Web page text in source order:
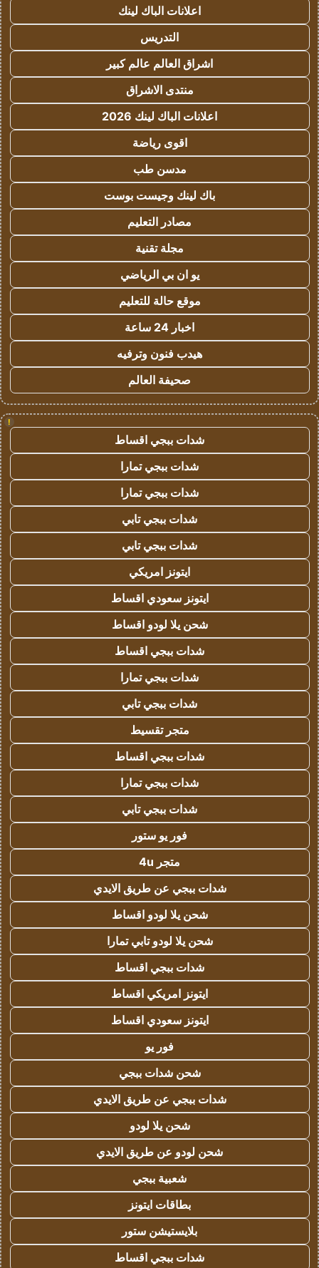
اعلانات الباك لينك
التدريس
اشراق العالم عالم كبير
منتدى الاشراق
اعلانات الباك لينك 2026
اقوى رياضة
مدسن طب
باك لينك وجيست بوست
مصادر التعليم
مجلة تقنية
يو ان بي الرياضي
موقع حالة للتعليم
اخبار 24 ساعة
هيدب فنون وترفيه
صحيفة العالم
!
شدات ببجي اقساط
شدات ببجي تمارا
شدات ببجي تمارا
شدات ببجي تابي
شدات ببجي تابي
ايتونز امريكي
ايتونز سعودي اقساط
شحن يلا لودو اقساط
شدات ببجي اقساط
شدات ببجي تمارا
شدات ببجي تابي
متجر تقسيط
شدات ببجي اقساط
شدات ببجي تمارا
شدات ببجي تابي
فور يو ستور
متجر 4u
شدات ببجي عن طريق الايدي
شحن يلا لودو اقساط
شحن يلا لودو تابي تمارا
شدات ببجي اقساط
ايتونز امريكي اقساط
ايتونز سعودي اقساط
فور يو
شحن شدات ببجي
شدات ببجي عن طريق الايدي
شحن يلا لودو
شحن لودو عن طريق الايدي
شعبية ببجي
بطاقات ايتونز
بلايستيشن ستور
شدات ببجي اقساط